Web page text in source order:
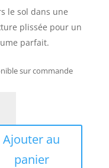
le sol dans une
plissée pour un
parfait.
sur commande
Ajouter au
panier